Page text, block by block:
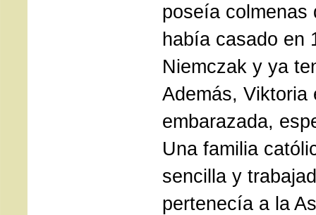
poseía colmenas
había casado en
Niemczak y ya
Además, Viktoria
embarazada,
Una familia
sencilla y
pertenecía a la